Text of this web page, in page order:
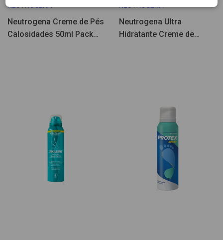
NEUTROGENA
Neutrogena Creme de Pés
Calosidades 50ml Pack
Neutrogena Ultra
Hidratante Creme de